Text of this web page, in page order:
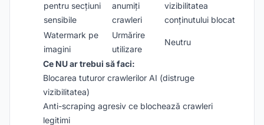
pentru secțiuni
sensibile
anumiți
crawleri
vizibilitatea
conținutului blocat
Watermark pe
imagini
Urmărire
utilizare
Neutru
Ce NU ar trebui să faci:
Blocarea tuturor crawlerilor AI (distruge
vizibilitatea)
Anti-scraping agresiv ce blochează crawleri
legitimi